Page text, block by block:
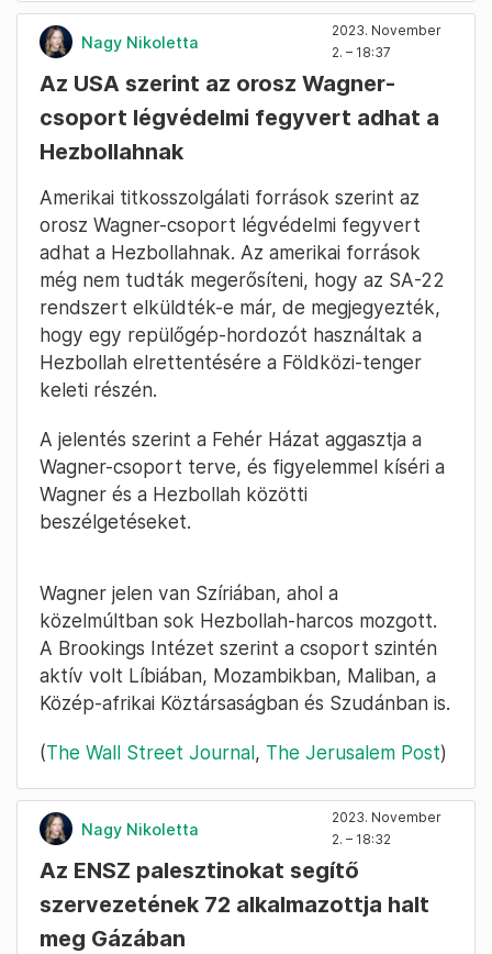
Nagy Nikoletta
2023. November
2. – 18:37
Az USA szerint az orosz Wagner-
csoport légvédelmi fegyvert adhat a
Hezbollahnak
Amerikai titkosszolgálati források szerint az
orosz Wagner-csoport légvédelmi fegyvert
adhat a Hezbollahnak. Az amerikai források
még nem tudták megerősíteni, hogy az SA-22
rendszert elküldték-e már, de megjegyezték,
hogy egy repülőgép-hordozót használtak a
Hezbollah elrettentésére a Földközi-tenger
keleti részén.
A jelentés szerint a Fehér Házat aggasztja a
Wagner-csoport terve, és figyelemmel kíséri a
Wagner és a Hezbollah közötti
beszélgetéseket.
Wagner jelen van Szíriában, ahol a
közelmúltban sok Hezbollah-harcos mozgott.
A Brookings Intézet szerint a csoport szintén
aktív volt Líbiában, Mozambikban, Maliban, a
Közép-afrikai Köztársaságban és Szudánban is.
(The Wall Street Journal, The Jerusalem Post)
Nagy Nikoletta
2023. November
2. – 18:32
Az ENSZ palesztinokat segítő
szervezetének 72 alkalmazottja halt
meg Gázában